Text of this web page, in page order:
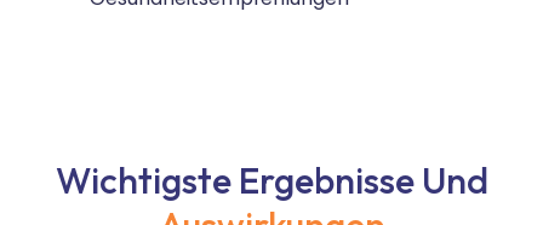
Wichtigste Ergebnisse Und